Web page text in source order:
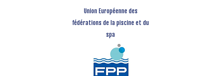
Union Européenne des
fédérations de la piscine et du
spa